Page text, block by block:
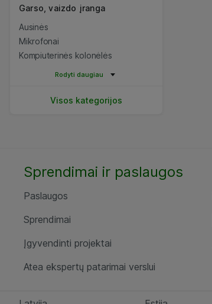
Garso, vaizdo įranga
Ausinės
Mikrofonai
Kompiuterinės kolonėlės
Rodyti daugiau
Visos kategorijos
Sprendimai ir paslaugos
Paslaugos
Sprendimai
Įgyvendinti projektai
Atea ekspertų patarimai verslui